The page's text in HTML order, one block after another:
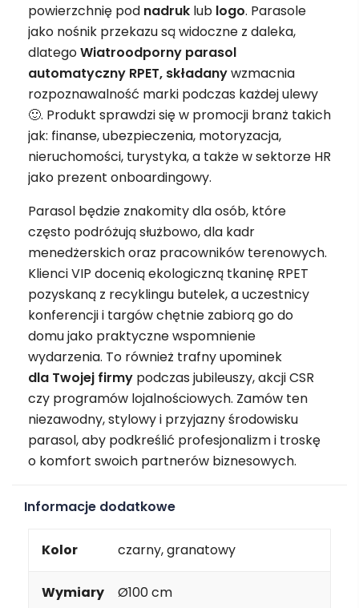
powierzchnię pod nadruk lub logo. Parasole
jako nośnik przekazu są widoczne z daleka,
dlategoWiatroodporny parasol
automatyczny RPET, składanywzmacnia
rozpoznawalność marki podczas każdej ulewy
🙂. Produkt sprawdzi się w promocji branż takich
jak: finanse, ubezpieczenia, motoryzacja,
nieruchomości, turystyka, a także w sektorze HR
jako prezent onboardingowy.
Parasol będzie znakomity dla osób, które
często podróżują służbowo, dla kadr
menedżerskich oraz pracowników terenowych.
Klienci VIP docenią ekologiczną tkaninę RPET
pozyskaną z recyklingu butelek, a uczestnicy
konferencji i targów chętnie zabiorą go do
domu jako praktyczne wspomnienie
wydarzenia. To również trafny upominek
dla Twojej firmy podczas jubileuszy, akcji CSR
czy programów lojalnościowych. Zamów ten
niezawodny, stylowy i przyjazny środowisku
parasol, aby podkreślić profesjonalizm i troskę
o komfort swoich partnerów biznesowych.
Informacje dodatkowe
Kolor czarny, granatowy
Wymiary Ø100 cm